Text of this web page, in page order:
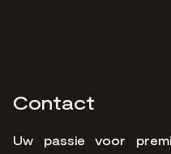
Contact
Uw passie voor